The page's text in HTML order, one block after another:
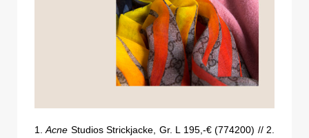
1.Acne Studios Strickjacke, Gr. L 195,-€ (774200) // 2.